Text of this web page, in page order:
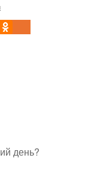
день?